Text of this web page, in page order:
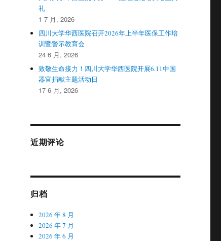
礼
1 7 月, 2026
四川大学华西医院召开2026年上半年医保工作培
训暨警示教育会
24 6 月, 2026
致敬生命接力！四川大学华西医院开展6.11中国
器官捐献主题活动日
17 6 月, 2026
近期评论
归档
2026 年 8 月
2026 年 7 月
2026 年 6 月